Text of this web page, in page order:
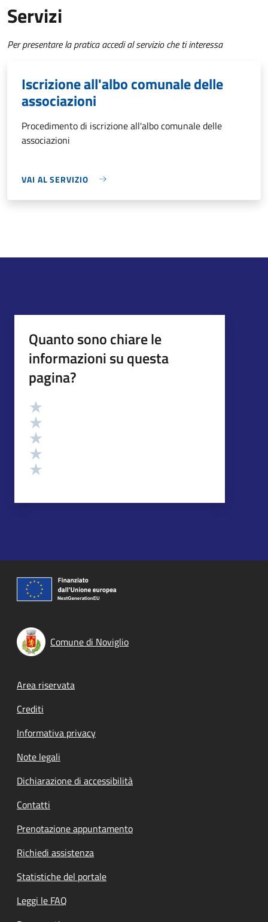
Servizi
Per presentare la pratica accedi al servizio che ti interessa
Iscrizione all'albo comunale delle
associazioni
Procedimento di iscrizione all'albo comunale delle
associazioni
VAI AL SERVIZIO
Quanto sono chiare le
informazioni su questa
pagina?
Valutazione
Comune di Noviglio
Footer menu
Area riservata
Crediti
Informativa privacy
Note legali
Dichiarazione di accessibilità
Contatti
Prenotazione appuntamento
Richiedi assistenza
Statistiche del portale
Leggi le FAQ